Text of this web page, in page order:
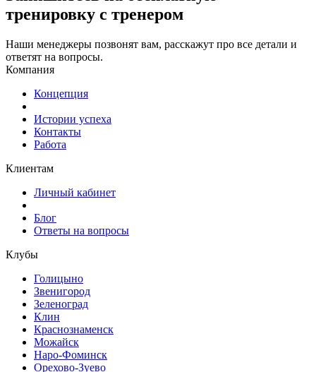
тренировку с тренером
Наши менеджеры позвонят вам, расскажут про все детали и
ответят на вопросы.
Компания
Концепция
Истории успеха
Контакты
Работа
Клиентам
Личный кабинет
Блог
Ответы на вопросы
Клубы
Голицыно
Звенигород
Зеленоград
Клин
Краснознаменск
Можайск
Наро-Фоминск
Орехово-Зуево